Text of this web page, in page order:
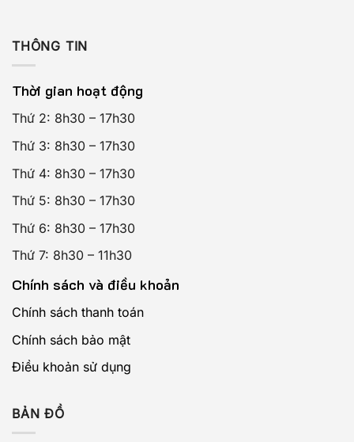
THÔNG TIN
Thời gian hoạt động
Thứ 2: 8h30 – 17h30
Thứ 3: 8h30 – 17h30
Thứ 4: 8h30 – 17h30
Thứ 5: 8h30 – 17h30
Thứ 6: 8h30 – 17h30
Thứ 7: 8h30 – 11h30
Chính sách và điều khoản
Chính sách thanh toán
Chính sách bảo mật
Điều khoản sử dụng
BẢN ĐỒ